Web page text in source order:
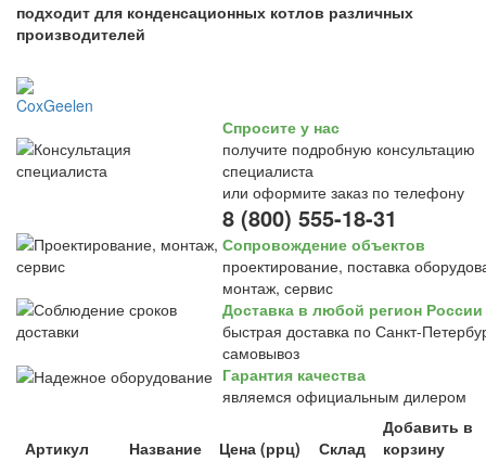
подходит для конденсационных котлов различных
производителей
Спросите у нас
получите подробную консультацию
специалиста
или оформите заказ по телефону
8 (800) 555-18-31
Сопровождение объектов
проектирование, поставка
монтаж, сервис
Доставка в любой регион России
быстрая доставка по Санкт-
самовывоз
Гарантия качества
являемся официальным дилером
Артикул Название Цена (ррц) Склад
Добавить в
корзину